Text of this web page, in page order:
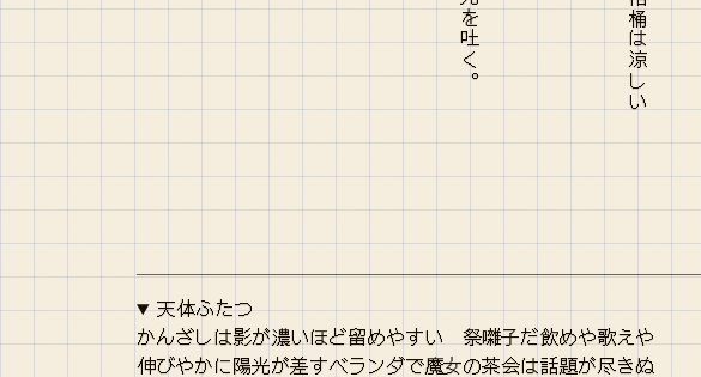
天体ふたつ
かんざしは影が濃いほど留めやすい 祭囃子だ飲めや歌えや
伸びやかに陽光が差すベランダで魔女の茶会は話題が尽きぬ